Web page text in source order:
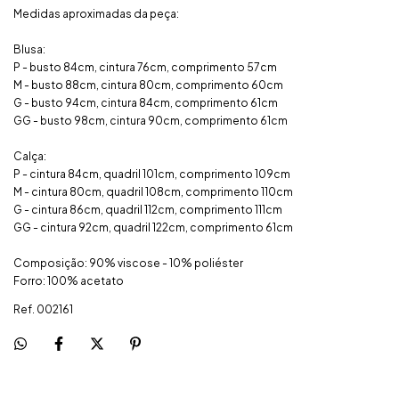
Medidas aproximadas da peça:
Blusa:
P - busto 84cm, cintura 76cm, comprimento 57cm
M - busto 88cm, cintura 80cm, comprimento 60cm
G - busto 94cm, cintura 84cm, comprimento 61cm
GG - busto 98cm, cintura 90cm, comprimento 61cm
Calça:
P - cintura 84cm, quadril 101cm, comprimento 109cm
M - cintura 80cm, quadril 108cm, comprimento 110cm
G - cintura 86cm, quadril 112cm, comprimento 111cm
GG - cintura 92cm, quadril 122cm, comprimento 61cm
Composição: 90% viscose - 10% poliéster
Forro: 100% acetato
Ref. 002161